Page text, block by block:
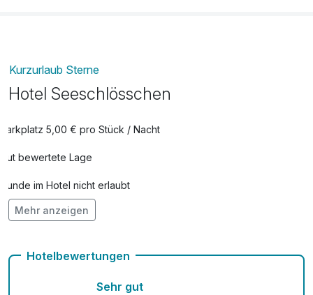
Kurzurlaub Sterne
Hotel Seeschlösschen
Parkplatz 5,00 € pro Stück / Nacht
Gut bewertete Lage
Hunde im Hotel nicht erlaubt
Kostenloses W-LAN
Mehr anzeigen
Hotelbewertungen
Sehr gut